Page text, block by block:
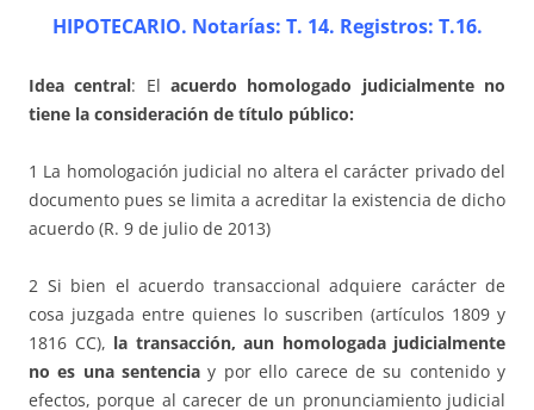
HIPOTECARIO. Notarías: T. 14. Registros: T.16.
Idea central: Elacuerdo homologado judicialmente no
tiene la consideración de título público:
1 La homologación judicial no altera el carácter privado del
documento pues se limita a acreditar la existencia de dicho
acuerdo (R. 9 de julio de 2013)
2 Si bien el acuerdo transaccional adquiere carácter de
cosa juzgada entre quienes lo suscriben (artículos 1809 y
1816 CC), la transacción, aun homologada judicialmente
no es una sentencia y por ello carece de su contenido y
efectos, porque al carecer de un pronunciamiento judicial